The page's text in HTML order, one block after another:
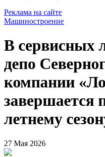
Реклама на сайте
Машиностроение
В сервисных
депо
компании
завершается
летнему
27 Мая 2026